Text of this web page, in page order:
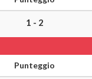
1 - 2
Punteggio